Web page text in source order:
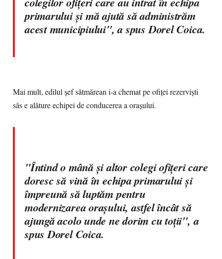
primarului şi mă ajută să administrăm
acest municipiului", a spus Dorel Coica.
Mai mult, edilul şef sătmărean i-a chemat pe ofiţei rezervişti
săs e alăture echipei de conducerea a oraşului.
"Întind o mână şi altor colegi ofiţeri care
doresc să vină în echipa primarului şi
împreună să luptăm pentru
modernizarea oraşului, astfel încât să
ajungă acolo unde ne dorim cu toţii", a
spus Dorel Coica.